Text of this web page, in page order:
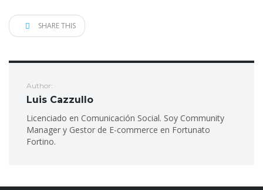
SHARE THIS
Author:
Luis Cazzullo
Licenciado en Comunicación Social. Soy Community
Manager y Gestor de E-commerce en Fortunato
Fortino.